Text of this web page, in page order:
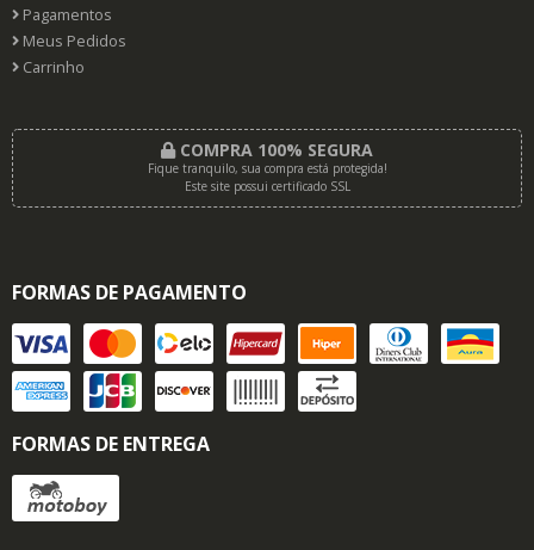
Pagamentos
Meus Pedidos
Carrinho
COMPRA 100% SEGURA
Fique tranquilo, sua compra está protegida!
Este site possui certificado SSL
FORMAS DE PAGAMENTO
FORMAS DE ENTREGA